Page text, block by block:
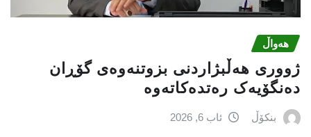
هەواڵ
ژووری هەڵبژاردنی بزوتنەوەى گۆڕان
دەنگۆیەک رەتدەکاتەوە
بنکۆڵ ئاب 6, 2026